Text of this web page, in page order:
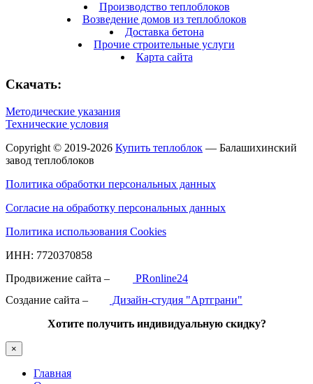
Производство теплоблоков
Возведение домов из теплоблоков
Доставка бетона
Прочие строительные услуги
Карта сайта
Скачать:
Методические указания
Технические условия
Copyright © 2019-2026 Купить теплоблок — Балашихинский
завод теплоблоков
Политика обработки персональных данных
Согласие на обработку персональных данных
Политика использования Cookies
ИНН: 7720370858
Продвижение сайта –
PRonline24
Создание сайта –
Дизайн-студия "Артграни"
Хотите получить индивидуальную скидку?
×
Главная